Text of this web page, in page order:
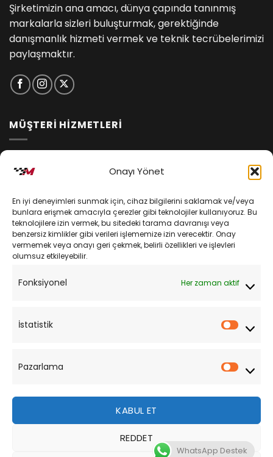
Onayı Yönet
En iyi deneyimleri sunmak için, cihaz bilgilerini saklamak ve/veya
bunlara erişmek amacıyla çerezler gibi teknolojiler kullanıyoruz. Bu
teknolojilere izin vermek, bu sitedeki tarama davranışı veya
benzersiz kimlikler gibi verileri işlememize izin verecektir. Onay
vermemek veya onayı geri çekmek, belirli özellikleri ve işlevleri
olumsuz etkileyebilir.
Fonksiyonel Her zaman aktif
İstatistik
Pazarlama
KABUL ET
REDDET
Şirketimizin ana amacı, dünya çapında tanınmış
markalarla sizleri buluşturmak, gerektiğinde
danışmanlık hizmeti vermek ve teknik tecrübelerimizi
paylaşmaktır.
MÜŞTERİ HİZMETLERİ
Kişisel Verilerin Korunması
Mesafeli Satış Sözleşmesi
Sipariş Takibi
Bu site, size daha iyi bir tarama deneyimi sunmak için
çerezler kullanmaktadır. Bu web sitesinde gezinerek,
WhatsApp Destek